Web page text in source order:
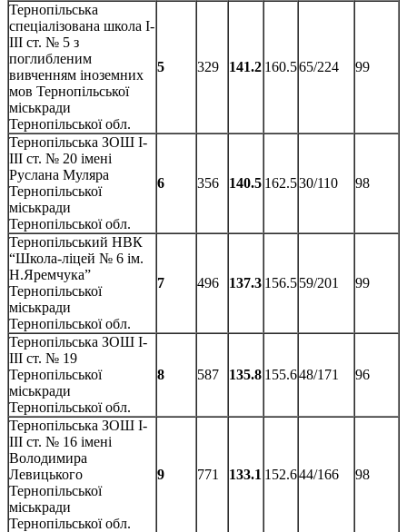
Тернопільська
спеціалізована школа І-
ІІІ ст. № 5 з
поглибленим
вивченням іноземних
мов Тернопільської
міськради
Тернопільської обл.
5 329 141.2 160.565/224 99
Тернопільська ЗОШ І-
ІІІ ст. № 20 імені
Руслана Муляра
Тернопільської
міськради
Тернопільської обл.
6 356 140.5 162.530/110 98
Тернопільський НВК
“Школа-ліцей № 6 ім.
Н.Яремчука”
Тернопільської
міськради
Тернопільської обл.
7 496 137.3 156.559/201 99
Тернопільська ЗОШ І-
ІІІ ст. № 19
Тернопільської
міськради
Тернопільської обл.
8 587 135.8 155.648/171 96
Тернопільська ЗОШ І-
ІІІ ст. № 16 імені
Володимира
Левицького
Тернопільської
міськради
Тернопільської обл.
9 771 133.1 152.644/166 98